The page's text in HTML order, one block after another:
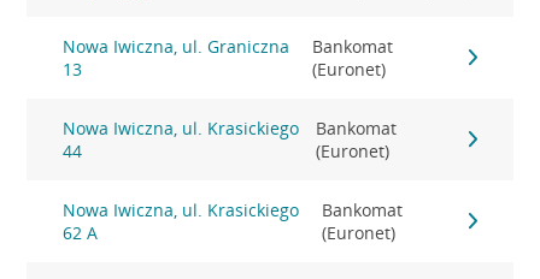
Nowa Iwiczna, ul. Graniczna
13
Bankomat
(Euronet)
Nowa Iwiczna, ul. Krasickiego
44
Bankomat
(Euronet)
Nowa Iwiczna, ul. Krasickiego
62 A
Bankomat
(Euronet)